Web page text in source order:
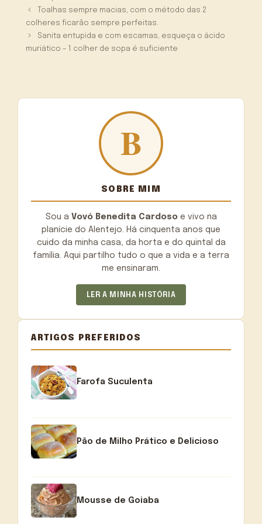
Toalhas sempre macias, com o método das 2
colheres ficarão sempre perfeitas.
Sanita entupida e com escamas, esqueça o ácido
muriático – 1 colher de sopa é suficiente
SOBRE MIM
Sou a Vovó Benedita Cardosoe vivo na
planície do Alentejo. Há cinquenta anos que
cuido da minha casa, da horta e do quintal da
família. Aqui partilho tudo o que a vida e a terra
me ensinaram.
LER A MINHA HISTÓRIA
ARTIGOS PREFERIDOS
Farofa Suculenta
Pão de Milho Prático e Delicioso
Mousse de Goiaba